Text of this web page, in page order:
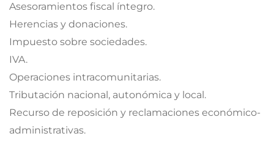
Asesoramientos fiscal íntegro.
Herencias y donaciones.
Impuesto sobre sociedades.
IVA.
Operaciones intracomunitarias.
Tributación nacional, autonómica y local.
Recurso de reposición y reclamaciones económico-
administrativas.